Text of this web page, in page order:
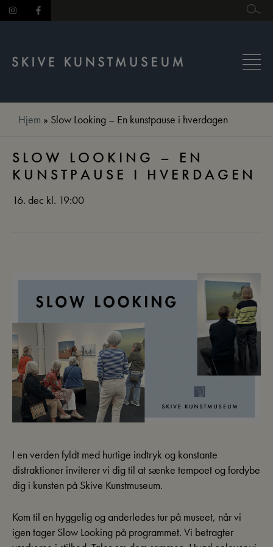
Hop
til
Hjem » Slow Looking – En kunstpause i hverdagen
SLOW LOOKING – EN
KUNSTPAUSE I HVERDAGEN
16. dec kl. 19:00
I en verden fyldt med hurtige indtryk og konstante
distraktioner inviterer vi dig til at sænke tempoet og fordybe
dig i kunsten på Skive Kunstmuseum.
Kom til en hyggelig og anderledes tur på museet, når vi
igen tager Slow Looking på programmet. Vi betragter